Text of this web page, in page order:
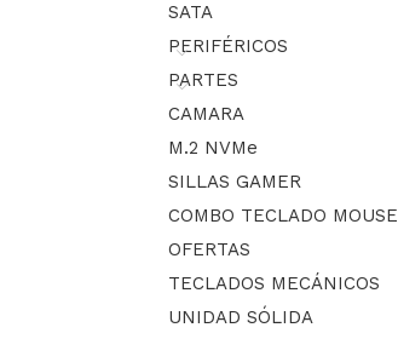
SATA
PERIFÉRICOS
PARTES
CAMARA
M.2 NVMe
SILLAS GAMER
COMBO TECLADO MOUSE
OFERTAS
TECLADOS MECÁNICOS
UNIDAD SÓLIDA